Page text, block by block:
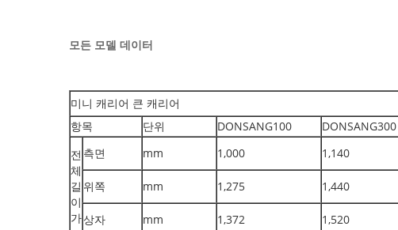
모든 모델 데이터
미니 캐리어 큰 캐리어
항목
단위 DONSANG100 DONSANG300
전
체
길
이
가
측면 mm 1,000 1,140
위쪽 mm 1,275 1,440
상자 mm 1,372 1,520